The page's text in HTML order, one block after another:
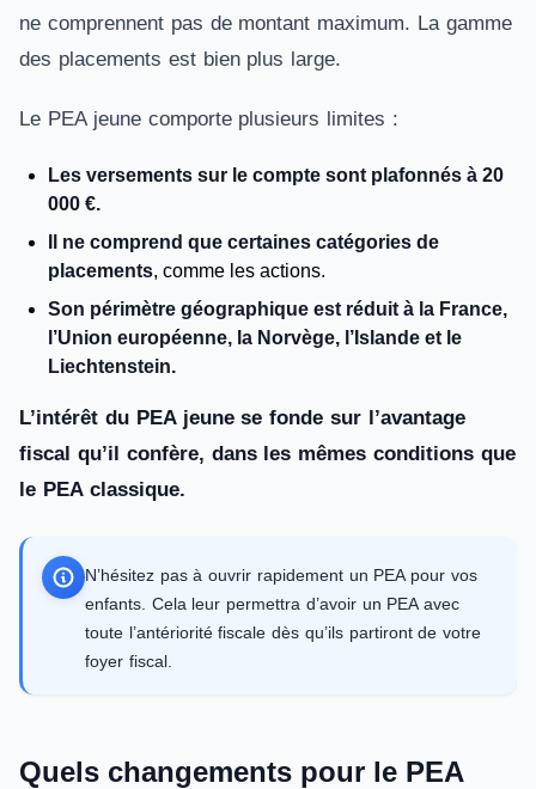
ne comprennent pas de montant maximum. La gamme
des placements est bien plus large.
Le PEA jeune comporte plusieurs limites :
Les versements sur le compte sont plafonnés à 20
000 €.
Il ne comprend que certaines catégories de
placements, comme les actions.
Son périmètre géographique est réduit à la France,
l’Union européenne, la Norvège, l’Islande et le
Liechtenstein.
L’intérêt du PEA jeune se fonde sur l’avantage
fiscal qu’il confère, dans les mêmes conditions que
le PEA classique.
N’hésitez pas à ouvrir rapidement un PEA pour vos
enfants. Cela leur permettra d’avoir un PEA avec
toute l’antériorité fiscale dès qu’ils partiront de votre
foyer fiscal.
Quels changements pour le PEA